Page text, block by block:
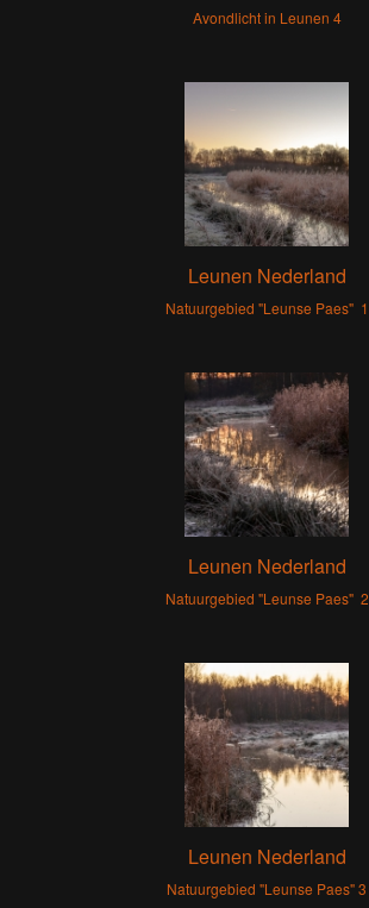
Avondlicht in Leunen 4
Leunen Nederland
Natuurgebied "Leunse Paes" 1
Leunen Nederland
Natuurgebied "Leunse Paes" 2
Leunen Nederland
Natuurgebied "Leunse Paes" 3